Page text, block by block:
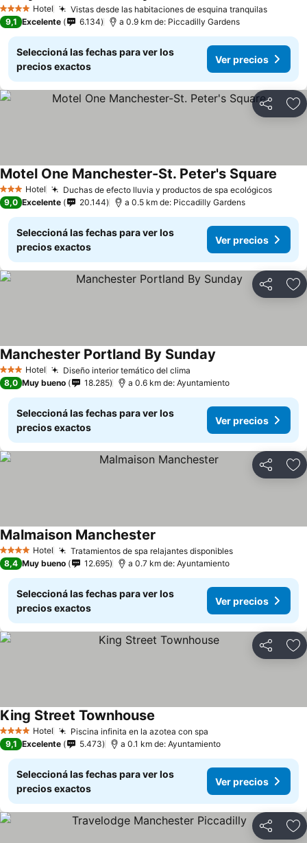
4 EstrellasHotel Vistas desde las habitaciones de esquina tranquilas
9,1 Excelente 6.134 a 0.9 km de: Piccadilly Gardens
Seleccioná las fechas para ver los
precios exactos
Ver precios
Compartir
3 Estrellas
Hotel Duchas de efecto lluvia y productos de spa ecológicos
Motel One Manchester-St. Peter's Square
9,0 Excelente 20.144 a 0.5 km de: Piccadilly Gardens
Seleccioná las fechas para ver los
precios exactos
Ver precios
Compartir
3 Estrellas
Hotel Diseño interior temático del clima
Manchester Portland By Sunday
8,0 Muy bueno 18.285 a 0.6 km de: Ayuntamiento
Seleccioná las fechas para ver los
precios exactos
Ver precios
Compartir
4 EstrellasHotel Tratamientos de spa relajantes disponibles
Malmaison Manchester
8,4 Muy bueno 12.695 a 0.7 km de: Ayuntamiento
Seleccioná las fechas para ver los
precios exactos
Ver precios
Compartir
4 EstrellasHotel Piscina infinita en la azotea con spa
King Street Townhouse
9,1 Excelente 5.473 a 0.1 km de: Ayuntamiento
Seleccioná las fechas para ver los
precios exactos
Ver precios
Compartir